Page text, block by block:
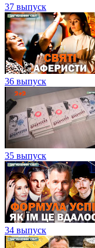
37 выпуск
36 выпуск
35 выпуск
34 выпуск